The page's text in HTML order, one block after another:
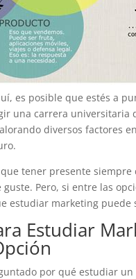
es posible que estés a
una carrera
diversos factores
tener presente
Pero, si entre las
estudiar marketing
Estudiar
por qué estudiar